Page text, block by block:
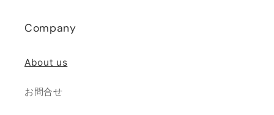
Company
About us
お問合せ